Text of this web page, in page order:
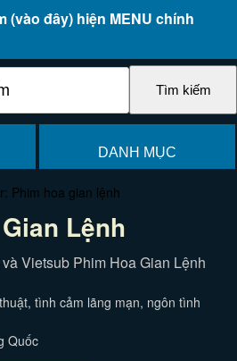
(vào đây) hiện MENU chính
DANH MỤC
Lệnh
Vietsub Phim Hoa Gian Lệnh
tình cảm lãng mạn, ngôn tình
Quốc